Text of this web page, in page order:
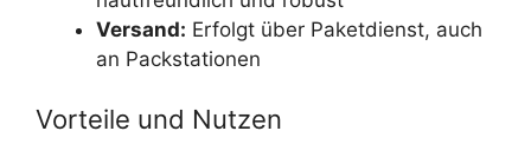
Versand: Erfolgt über Paketdienst, auch
an Packstationen
Vorteile und Nutzen